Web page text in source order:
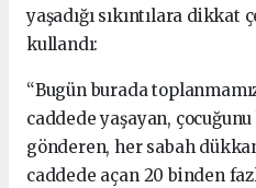
yaşadığı sıkıntılara
kullandı:
“Bugün burada
caddede yaşayan,
gönderen, her sabah
caddede açan 20 binden